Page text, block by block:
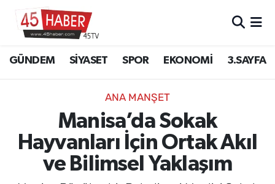
GÜNDEM SİYASET SPOR EKONOMİ 3.SAYFA
ANA MANŞET
Manisa’da Sokak
Hayvanları İçin Ortak Akıl
ve Bilimsel Yaklaşım
SİYASET
EKONOMİ
3.SAYFA
Manisa Hava Durumu
Manisa Namaz Vakitleri
Manisa Trafik Yoğunluk Haritası
Süper Lig Puan Durumu ve Fikstür